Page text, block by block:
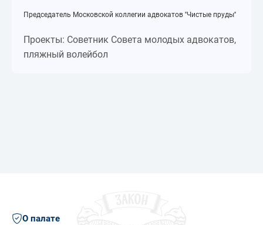
Председатель Московской коллегии адвокатов ''Чистые пруды''
Проекты: Советник Совета молодых адвокатов,
пляжный волейбол
О палате